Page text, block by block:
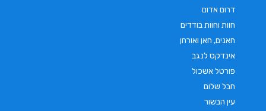
דרום אדום
חוות וחוות בודדים
חאנים, חאן ואורחן
אינדקס לנגב
פורטל אשכול
חבל שלום
עין הבשור